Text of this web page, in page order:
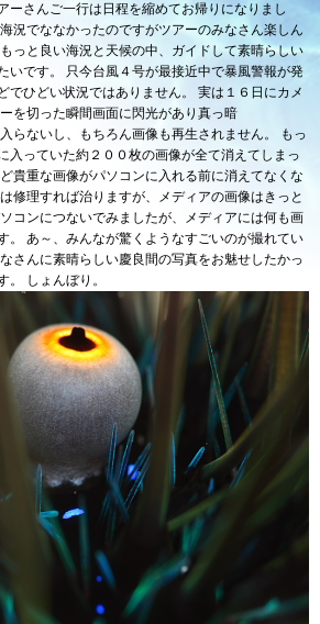
ーさんご一行は日程を縮めてお帰りになりまし
況でななかったのですがツアーのみなさん楽しん
っと良い海況と天候の中、ガイドして素晴らしい
いです。 只今台風４号が最接近中で暴風警報が発
でひどい状況ではありません。 実は１６日にカメ
を切った瞬間画面に閃光があり真っ暗
らないし、もちろん画像も再生されません。 もっ
入っていた約２００枚の画像が全て消えてしまっ
貴重な画像がパソコンに入れる前に消えてなくな
修理すれば治りますが、メディアの画像はきっと
コンにつないでみましたが、メディアには何も画
。 あ～、みんなが驚くようなすごいのが撮れてい
さんに素晴らしい慶良間の写真をお魅せしたかっ
。 しょんぼり。